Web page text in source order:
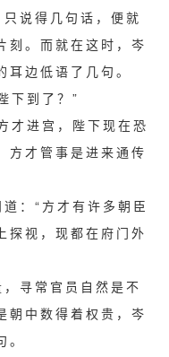
说得几句话，便就
刻。而就在这时，岑
边低语了几句。
下到了？”
进宫，陛下现在恐
方才管事是进来通传
：“方才有许多朝臣
探视，现都在府门外
寻常官员自然是不
朝中数得着权贵，岑